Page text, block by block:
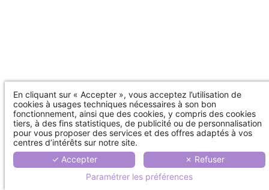
En cliquant sur « Accepter », vous acceptez l’utilisation de
cookies à usages techniques nécessaires à son bon
fonctionnement, ainsi que des cookies, y compris des cookies
tiers, à des fins statistiques, de publicité ou de personnalisation
pour vous proposer des services et des offres adaptés à vos
centres d’intérêts sur notre site.
✓ Accepter
✗ Refuser
Paramétrer les préférences